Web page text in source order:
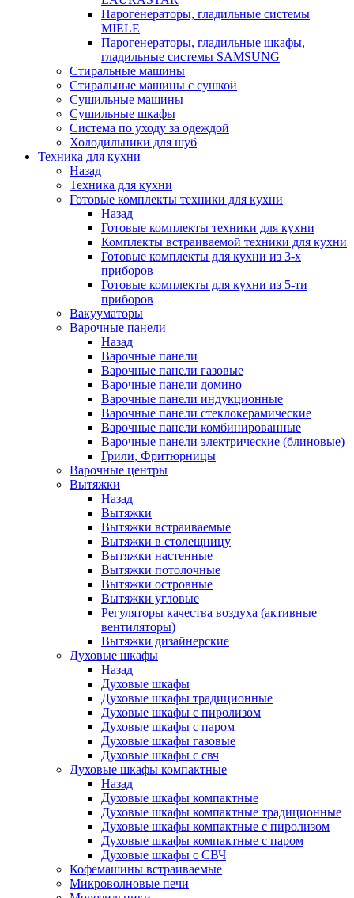
Парогенераторы, гладильные системы
MIELE
Парогенераторы, гладильные шкафы,
гладильные системы SAMSUNG
Стиральные машины
Стиральные машины с сушкой
Сушильные машины
Сушильные шкафы
Система по уходу за одеждой
Холодильники для шуб
Техника для кухни
Назад
Техника для кухни
Готовые комплекты техники для кухни
Назад
Готовые комплекты техники для кухни
Комплекты встраиваемой техники для кухни
Готовые комплекты для кухни из 3-х
приборов
Готовые комплекты для кухни из 5-ти
приборов
Вакууматоры
Варочные панели
Назад
Варочные панели
Варочные панели газовые
Варочные панели домино
Варочные панели индукционные
Варочные панели стеклокерамические
Варочные панели комбинированные
Варочные панели электрические (блиновые)
Грили, Фритюрницы
Варочные центры
Вытяжки
Назад
Вытяжки
Вытяжки встраиваемые
Вытяжки в столещницу
Вытяжки настенные
Вытяжки потолочные
Вытяжки островные
Вытяжки угловые
Регуляторы качества воздуха (активные
вентиляторы)
Вытяжки дизайнерские
Духовые шкафы
Назад
Духовые шкафы
Духовые шкафы традиционные
Духовые шкафы с пиролизом
Духовые шкафы с паром
Духовые шкафы газовые
Духовые шкафы с свч
Духовые шкафы компактные
Назад
Духовые шкафы компактные
Духовые шкафы компактные традиционные
Духовые шкафы компактные с пиролизом
Духовые шкафы компактные с паром
Духовые шкафы с СВЧ
Кофемашины встраиваемые
Микроволновые печи